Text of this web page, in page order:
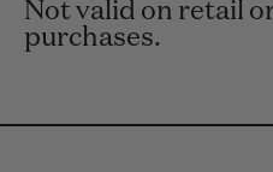
Not valid on retail
purchases.